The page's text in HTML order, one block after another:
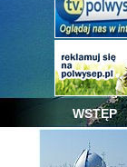
WSTĘP